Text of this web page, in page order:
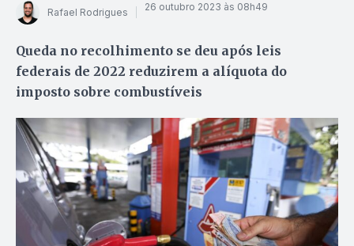
Rafael Rodrigues 26 outubro 2023 às 08h49
Queda no recolhimento se deu após leis
federais de 2022 reduzirem a alíquota do
imposto sobre combustíveis